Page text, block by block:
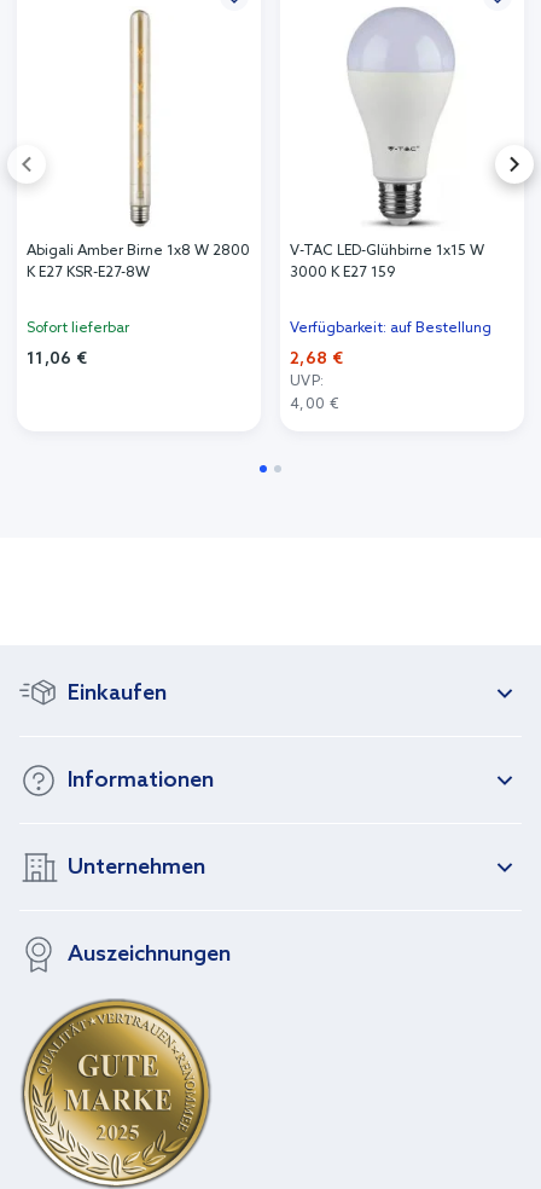
Abigali Amber Birne 1x8 W 2800
K E27 KSR-E27-8W
Sofort lieferbar
11,06 €
V-TAC LED-Glühbirne 1x15 W
3000 K E27 159
Verfügbarkeit: auf Bestellung
2,68 €
UVP:
4,00 €
Einkaufen
Informationen
Unternehmen
Auszeichnungen